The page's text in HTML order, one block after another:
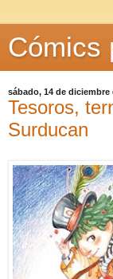
Cómics
sábado, 14 de diciembre
Tesoros,
Surducan